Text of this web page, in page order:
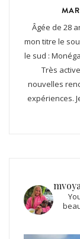
Âgée de 28
mon titre le
le sud :
Très
nouvelles
expériences.